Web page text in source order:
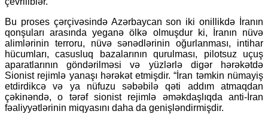
Bu proses çərçivəsində Azərbaycan son iki onillikdə İranın
qonşuları arasında yeganə ölkə olmuşdur ki, İranın nüvə
alimlərinin terroru, nüvə sənədlərinin oğurlanması, intihar
hücumları, casusluq bazalarının qurulması, pilotsuz uçuş
aparatlarının göndərilməsi və yüzlərlə digər hərəkətdə
Sionist rejimlə yanaşı hərəkət etmişdir. “İran təmkin nümayiş
etdirdikcə və ya nüfuzu səbəbilə qəti addım atmaqdan
çəkinəndə, o tərəf sionist rejimlə əməkdaşlıqda anti-İran
fəaliyyətlərinin miqyasını daha da genişləndirmişdir.